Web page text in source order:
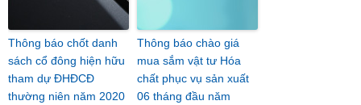
Thông báo chốt danh
sách cổ đông hiện hữu
tham dự ĐHĐCĐ
thường niên năm 2020
Thông báo chào giá
mua sắm vật tư Hóa
chất phục vụ sản xuất
06 tháng đầu năm